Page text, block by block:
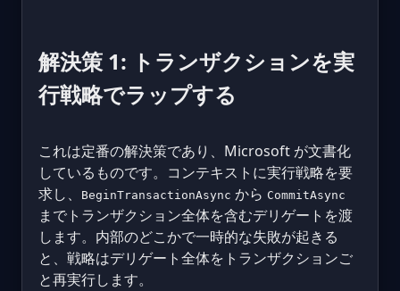
解決策 1: トランザクションを実
行戦略でラップする
これは定番の解決策であり、Microsoft が文書化
しているものです。コンテキストに実行戦略を要
求し、
BeginTransactionAsync から CommitAsync
までトランザクション全体を含むデリゲートを渡
します。内部のどこかで一時的な失敗が起きる
と、戦略はデリゲート全体をトランザクションご
と再実行します。